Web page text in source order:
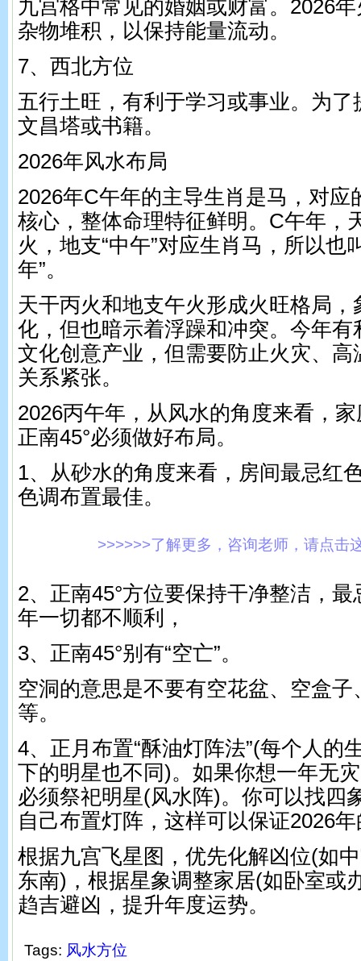
九宫格中常见的婚姻或财富。2026
杂物堆积，以保持能量流动。
7、西北方位
五行土旺，有利于学习或事业。为
文昌塔或书籍。
2026年风水布局
2026年C午年的主导生肖是马，对应
核心，整体命理特征鲜明。C午年，
火，地支“中午”对应生肖马，所以也
年”。
天干丙火和地支午火形成火旺格局，
化，但也暗示着浮躁和冲突。今年有
文化创意产业，但需要防止火灾、高
关系紧张。
2026丙午年，从风水的角度来看，
正南45°必须做好布局。
1、从砂水的角度来看，房间最忌红
色调布置最佳。
>>>>>>了解更多，咨询老师，请点击
2、正南45°方位要保持干净整洁，
年一切都不顺利，
3、正南45°别有“空亡”。
空洞的意思是不要有空花盆、空盒
等。
4、正月布置“酥油灯阵法”(每个人的
下的明星也不同)。如果你想一年无
必须祭祀明星(风水阵)。你可以找四
自己布置灯阵，这样可以保证2026
根据九宫飞星图，优先化解凶位(如
东南)，根据星象调整家居(如卧室或
趋吉避凶，提升年度运势。
Tags: 风水方位